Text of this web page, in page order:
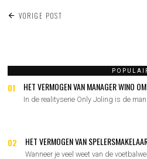
BERICHT
VORIGE POST
01 HET VERMOGEN VAN MANAGER WINO
In de realityserie Only Joling is de man
02 HET VERMOGEN VAN
Wanneer je veel weet van de